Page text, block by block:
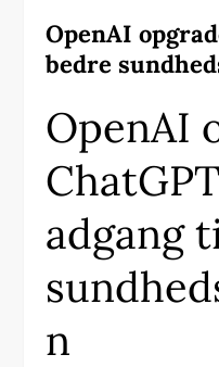
OpenAI
bedre
OpenAI
adgang
n